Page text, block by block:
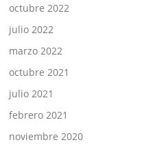
octubre 2022
julio 2022
marzo 2022
octubre 2021
julio 2021
febrero 2021
noviembre 2020